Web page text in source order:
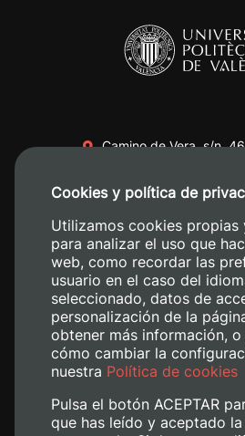
Camino de Vera, s/n.
+34 620 04
Cookies y política de
Utilizamos cookies propias
para analizar el uso que
web, como recordar las
usuario en el caso del
seleccionado, datos de
personalización de la
obtener más información,
cómo cambiar la
nuestra Política de cookies
Pulsa el botón ACEPTAR
que has leído y aceptado